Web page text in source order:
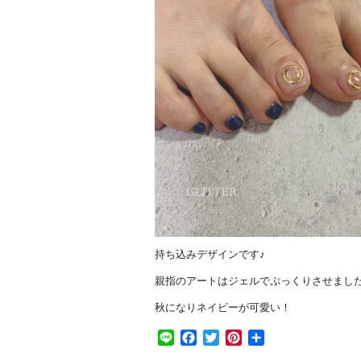
持ち込みデザインです♪
親指のアートはジェルでぷっくりさせまし
秋になりネイビーが可愛い！
Line Facebook
TwitterPinterest